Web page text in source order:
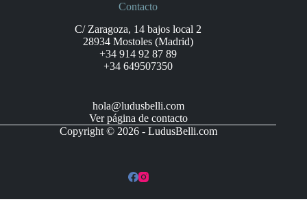
Contacto
C/ Zaragoza, 14 bajos local 2
28934 Mostoles (Madrid)
+34 914 92 87 89
+34 649507350
hola@ludusbelli.com
Ver página de contacto
Copyright © 2026 - LudusBelli.com